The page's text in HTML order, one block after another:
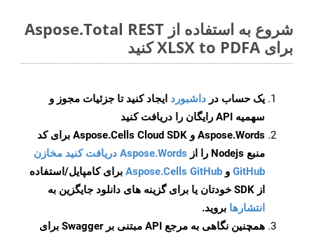
شروع به استفاده از Aspose.Total REST
برای XLSX to PDFA کنید
یک حساب در داشبورد ایجاد کنید تا جزئیات مجوز و
سهمیه API رایگان را دریافت کنید
Aspose.Words و Aspose.Cells Cloud SDK برای کد
منبع Nodejs را از
Aspose.Words دریافت کنید مخازن
GitHub و Aspose.Cells GitHub برای کامپایل/استفاده
از SDK خودتان یا برای گزینه های دانلود جایگزین به
انتشارها بروید.
همچنین نگاهی به مرجع API مبتنی بر Swagger برای